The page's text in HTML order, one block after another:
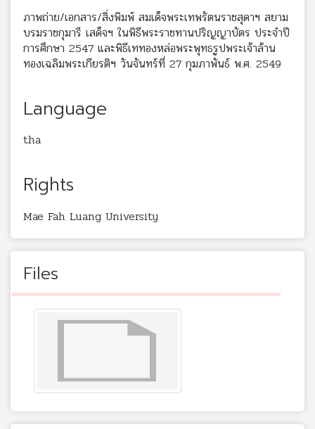
ภาพถ่าย/เอกสาร/สิ่งพิมพ์ สมเด็จพระเทพรัตนราชสุดาฯ สยาม
บรมราชกุมารี เสด็จฯ ในพิธีพระราชทานปริญญาบัตร ประจำปี
การศึกษา 2547 และพิธีเททองหล่อพระพุทธรูปพระเจ้าล้าน
ทองเฉลิมพระเกียรติฯ วันจันทร์ที่ 27 กุมภาพันธ์ พ.ศ. 2549
Language
tha
Rights
Mae Fah Luang University
Files